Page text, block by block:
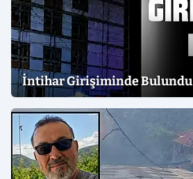
İntihar Girişiminde Bulundu